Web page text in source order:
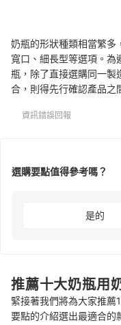
奶瓶的形狀種類相當繁多
寬口、細長型等選項。為
瓶，除了直接選購同一製
合，則得先行確認產品之
資訊錯誤回報
選購要點值得參考嗎？
是的
推薦十大奶瓶用
緊接著我們將為大家推
要點的介紹選出最適合的